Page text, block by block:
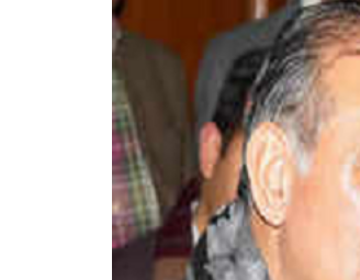
अंतरराष्ट्रीय
शिक्षा